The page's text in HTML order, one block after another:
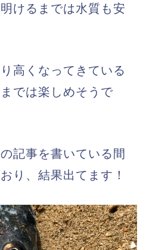
けるまでは水質も安
高くなってきている
では楽しめそうで
記事を書いている間
り、結果出てます！